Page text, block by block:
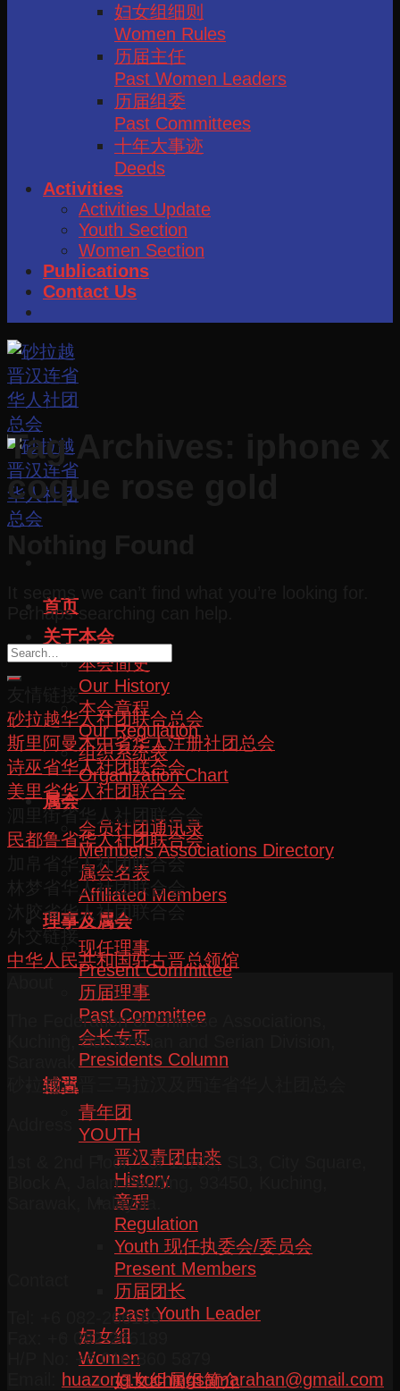
妇女组细则
Women Rules
历届主任
Past Women Leaders
历届组委
Past Committees
十年大事迹
Deeds
Activities
Activities Update
Youth Section
Women Section
Publications
Contact Us
首页
关于本会
本会简史
Our History
本会章程
Our Regulation
组织系统表
Organization Chart
属会
会员社团通讯录
Members Associations Directory
属会名表
Affiliated Members
理事及属会
现任理事
Present Committee
历届理事
Past Committee
会长专页
Presidents Column
辅翼
青年团
YOUTH
晋汉青团由来
History
章程
Regulation
Youth 现任执委会/委员会
Present Members
历届团长
Past Youth Leader
妇女组
Women
妇女组属组简介
Tag Archives:
coque rose gold
It seems we can’t find what you’re looking for.
Perhaps searching can help.
砂拉越华人社团联合总会
斯里阿曼木中省华人注册社团总会
诗巫省华人社团联合会
美里省华人社团联合会
泗里街省华人社团联合会
民都鲁省华人社团联合会
加帛省华人社团联合会
林梦省华人社团联合会
沐胶省华人社团联合会
外交链接
中华人民共和国驻古晋总领馆
The Federation of Chinese Associations,
Kuching, Samarahan and Serian Division,
砂拉越古晋三马拉汉及西连省华人社团总会
1st & 2nd Floor, Lot 11108, SL3, City Square,
Block A, Jalan Pending, 93450, Kuching,
Sarawak, Malaysia.
Tel: +6 082-266169
Fax: +6 082-266189
H/P No: +6 016-860 5879
huazong.kuchingsamarahan@gmail.com